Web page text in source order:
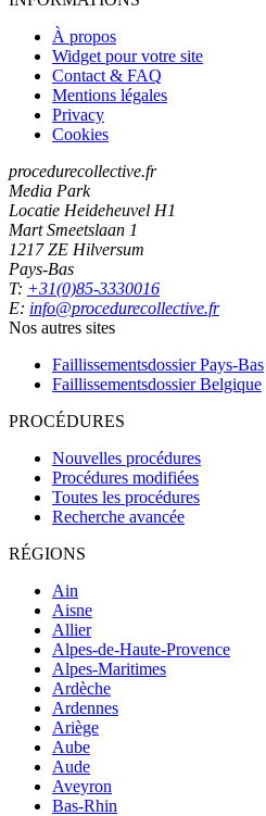
À propos
Widget pour votre site
Contact & FAQ
Mentions légales
Privacy
Cookies
procedurecollective.fr
Media Park
Locatie Heideheuvel H1
Mart Smeetslaan 1
1217 ZE Hilversum
Pays-Bas
T: +31(0)85-3330016
E: info@procedurecollective.fr
Nos autres sites
Faillissementsdossier Pays-Bas
Faillissementsdossier Belgique
PROCÉDURES
Nouvelles procédures
Procédures modifiées
Toutes les procédures
Recherche avancée
RÉGIONS
Ain
Aisne
Allier
Alpes-de-Haute-Provence
Alpes-Maritimes
Ardèche
Ardennes
Ariège
Aube
Aude
Aveyron
Bas-Rhin